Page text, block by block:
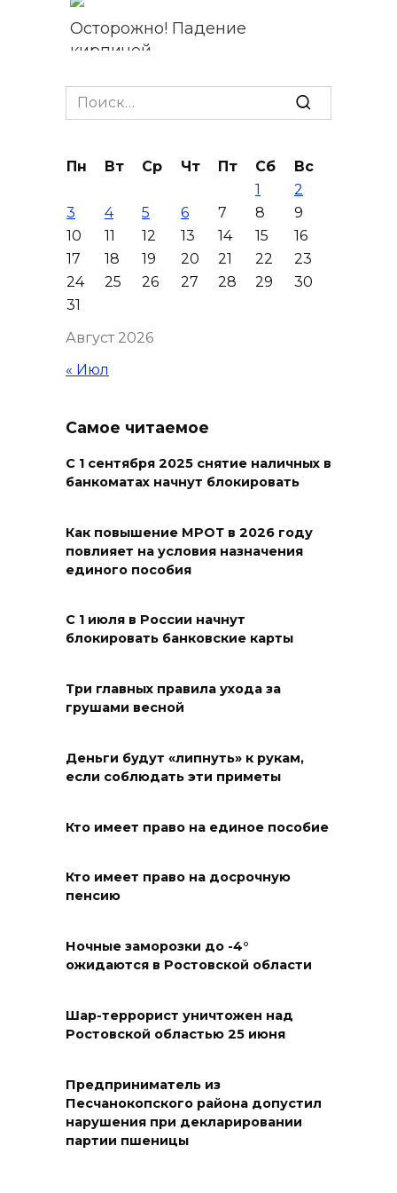
Осторожно! Падение
кирпичей
06 августа 2026 18:30
Развитие спорта на Дону
06 августа 2026 18:27
Андрей Фатеев: Театр Чехова
в Таганроге откроет 200-й
в сентябре 2027 года
Наблюдатели готовятся к
выборам
Материальная помощь
пострадавшим при атаке
06 августа 2026 17:11
Ростовская область окажет
матпомощь семьям, у которых
06 августа 2026 16:57
Дончан приглашают
«Лучший школьный педагог-
библиотекарь России»
ВСЕ КАК ЕСТЬ. Политика
провокация
Подготовка к школе
06 августа 2026 15:51
Search
for:
Август 2026
Пн Вт Ср Чт Пт Сб
Вс
1
2
3
4 5 6 7 8
9
10
11 12 13 14 15
16
17
18 19 20 21 22
23
24
25 26 27 28 29
30
31
« Июл
Самое читаемое
С 1 сентября 2025 снятие наличных в
банкоматах начнут блокировать
Как повышение МРОТ в 2026 году
повлияет на условия назначения
единого пособия
С 1 июля в России начнут
блокировать банковские карты
Три главных правила ухода за
грушами весной
Деньги будут «липнуть» к рукам,
если соблюдать эти приметы
Кто имеет право на единое пособие
Кто имеет право на досрочную
пенсию
Ночные заморозки до -4°
ожидаются в Ростовской области
Шар-террорист уничтожен над
Ростовской областью 25 июня
Предприниматель из
Песчанокопского района допустил
нарушения при декларировании
партии пшеницы